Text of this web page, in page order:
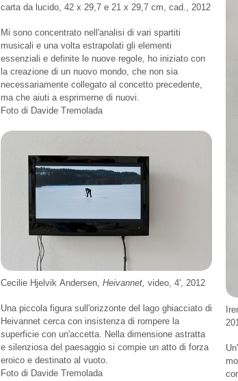
carta da lucido, 42 x 29,7 e 21 x 29,7 cm, cad., 2012
Mi sono concentrato nell'analisi di vari spartiti
musicali e una volta estrapolati gli elementi
essenziali e definite le nuove regole, ho iniziato con
la creazione di un nuovo mondo, che non sia
necessariamente collegato al concetto precedente,
ma che aiuti a esprimerne di nuovi.
Foto di Davide Tremolada
Cecilie Hjelvik Andersen, Heivannet, video, 4', 2012
Una piccola figura sull'orizzonte del lago ghiacciato di
Heivannet cerca con insistenza di rompere la
superficie con un'accetta. Nella dimensione astratta
e silenziosa del paesaggio si compie un atto di forza
eroico e destinato al vuoto.
Foto di Davide Tremolada